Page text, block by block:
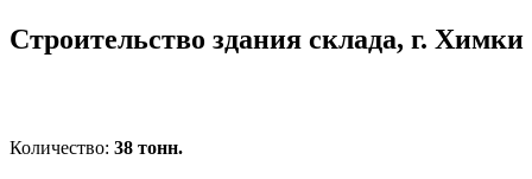
Строительство здания склада, г. Химки
Количество: 38 тонн.